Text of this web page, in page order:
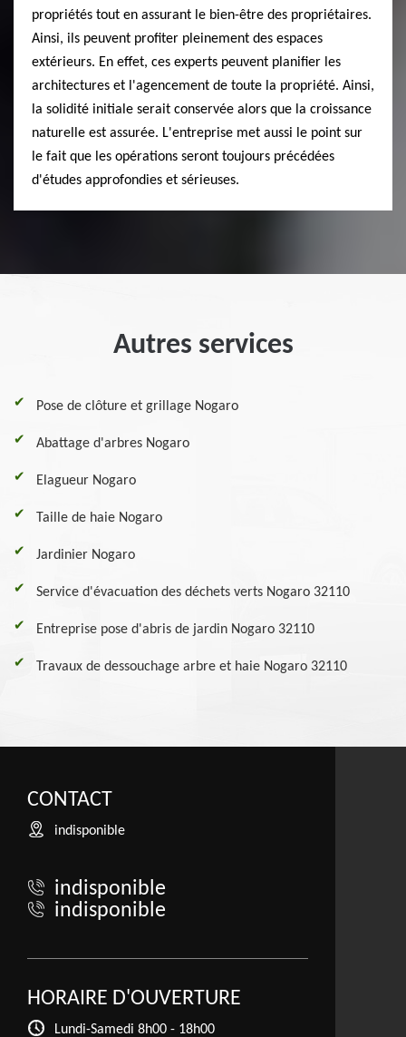
propriétés tout en assurant le bien-être des propriétaires.
Ainsi, ils peuvent profiter pleinement des espaces
extérieurs. En effet, ces experts peuvent planifier les
architectures et l'agencement de toute la propriété. Ainsi,
la solidité initiale serait conservée alors que la croissance
naturelle est assurée. L'entreprise met aussi le point sur
le fait que les opérations seront toujours précédées
d'études approfondies et sérieuses.
Autres services
Pose de clôture et grillage Nogaro
Abattage d'arbres Nogaro
Elagueur Nogaro
Taille de haie Nogaro
Jardinier Nogaro
Service d'évacuation des déchets verts Nogaro 32110
Entreprise pose d'abris de jardin Nogaro 32110
Travaux de dessouchage arbre et haie Nogaro 32110
CONTACT
indisponible
indisponible
indisponible
HORAIRE D'OUVERTURE
Lundi-Samedi 8h00 - 18h00